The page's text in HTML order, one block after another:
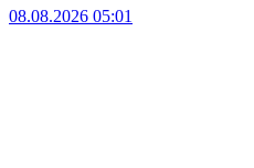
08.08.2026 05:01